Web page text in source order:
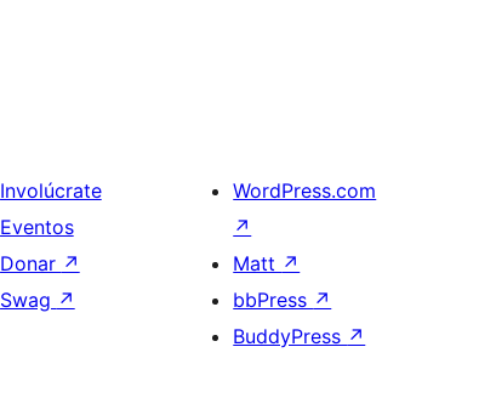
Involúcrate
Eventos
Donar ↗
Swag ↗
WordPress.com
↗
Matt ↗
bbPress ↗
BuddyPress ↗